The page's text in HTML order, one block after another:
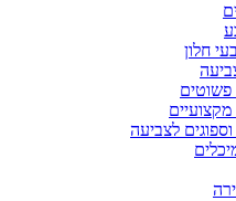
חלון
פשוטים
לצביעה